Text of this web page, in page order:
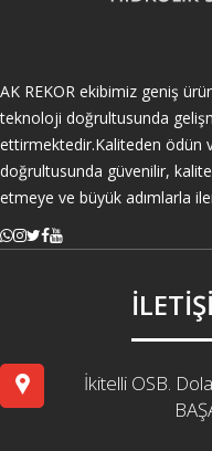
AK REKOR ekibimiz geniş
teknoloji doğrultusunda
ettirmektedir.Kaliteden ödün
doğrultusunda güvenilir,
etmeye ve büyük adımlarla
İkitelli OSB.